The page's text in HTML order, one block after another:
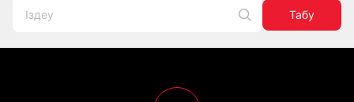
Табу